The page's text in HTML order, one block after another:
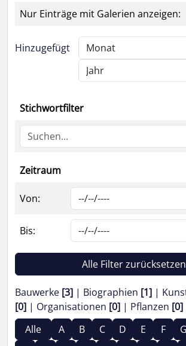
Nur Einträge mit Galerien anzeigen:
Hinzugefügt
Stichwortfilter
Zeitraum
Von:
Bis:
Alle Filter zurücksetzen
Bauwerke [3] Biographien [1]
[0]
Organisationen [0] Pflanzen [0]
Alle
A B C D E F G